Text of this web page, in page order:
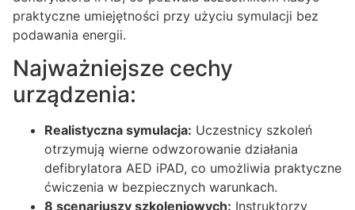
praktyczne umiejętności przy użyciu symulacji bez
podawania energii.
Najważniejsze cechy
urządzenia:
Realistyczna symulacja: Uczestnicy szkoleń
otrzymują wierne odwzorowanie działania
defibrylatora AED iPAD, co umożliwia praktyczne
ćwiczenia w bezpiecznych warunkach.
8 scenariuszy szkoleniowych: Instruktorzy